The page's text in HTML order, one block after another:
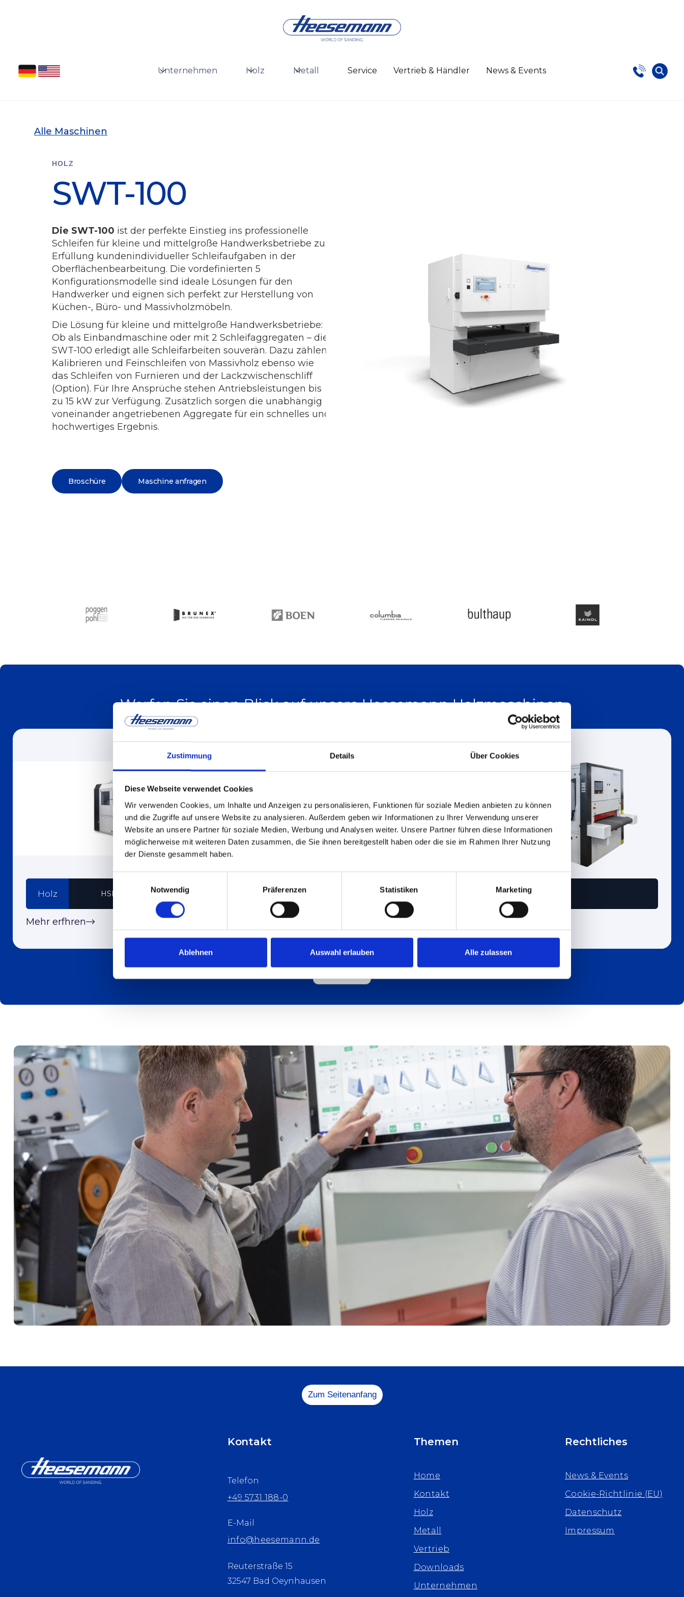
Zustimmung Details Über Cookies
Diese Webseite verwendet Cookies
Wir verwenden Cookies, um Inhalte und Anzeigen zu personalisieren, Funktionen für soziale Medien anbieten zu können
und die Zugriffe auf unsere Website zu analysieren. Außerdem geben wir Informationen zu Ihrer Verwendung unserer
Website an unsere Partner für soziale Medien, Werbung und Analysen weiter. Unsere Partner führen diese Informationen
möglicherweise mit weiteren Daten zusammen, die Sie ihnen bereitgestellt haben oder die sie im Rahmen Ihrer Nutzung
der Dienste gesammelt haben.
Einwilligungsauswahl
Notwendig
Präferenzen Statistiken Marketing
Ablehnen Auswahl erlauben Alle zulassen
Unternehmen Holz Metall Service Vertrieb & Händler News & Events
Alle Maschinen
HOLZ
SWT-100
Die SWT-100 ist der perfekte Einstieg ins professionelle
Schleifen für kleine und mittelgroße Handwerksbetriebe zur
Erfüllung kundenindividueller Schleifaufgaben in der
Oberflächenbearbeitung. Die vordefinierten 5
Konfigurationsmodelle sind ideale Lösungen für den
Handwerker und eignen sich perfekt zur Herstellung von
Küchen-, Büro- und Massivholzmöbeln.
Die Lösung für kleine und mittelgroße Handwerksbetriebe:
Ob als Einbandmaschine oder mit 2 Schleifaggregaten – die
SWT-100 erledigt alle Schleifarbeiten souverän. Dazu zählen
Kalibrieren und Feinschleifen von Massivholz ebenso wie
das Schleifen von Furnieren und der Lackzwischenschliff
(Option). Für Ihre Ansprüche stehen Antriebsleistungen bis
zu 15 kW zur Verfügung. Zusätzlich sorgen die unabhängig
voneinander angetriebenen Aggregate für ein schnelles und
hochwertiges Ergebnis.
Broschüre Maschine anfragen
Werfen Sie einen Blick auf unsere Heesemann Holzmaschinen
Holz HSM .2/.3/.4
Mehr erfhren
Holz
Mehr erfhren
Holz
Mehr erfhren
Zum Seitenanfang
Kontakt
Telefon
+49 5731 188-0
E-Mail
info@heesemann.de
Reuterstraße 15
32547 Bad Oeynhausen
Themen
Home
Kontakt
Holz
Metall
Vertrieb
Downloads
Unternehmen
Rechtliches
News & Events
Cookie-Richtlinie (EU)
Datenschutz
Impressum